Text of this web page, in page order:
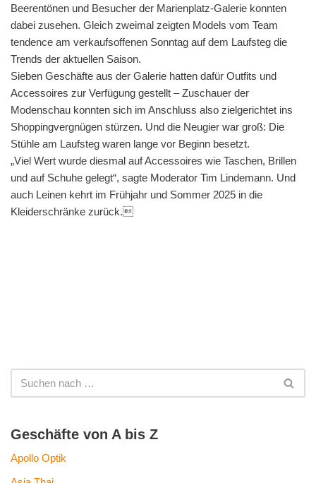
Beerentönen und Besucher der Marienplatz-Galerie konnten
dabei zusehen. Gleich zweimal zeigten Models vom Team
tendence am verkaufsoffenen Sonntag auf dem Laufsteg die
Trends der aktuellen Saison.
Sieben Geschäfte aus der Galerie hatten dafür Outfits und
Accessoires zur Verfügung gestellt – Zuschauer der
Modenschau konnten sich im Anschluss also zielgerichtet ins
Shoppingvergnügen stürzen. Und die Neugier war groß: Die
Stühle am Laufsteg waren lange vor Beginn besetzt.
„Viel Wert wurde diesmal auf Accessoires wie Taschen, Brillen
und auf Schuhe gelegt“, sagte Moderator Tim Lindemann. Und
auch Leinen kehrt im Frühjahr und Sommer 2025 in die
Kleiderschränke zurück.
Geschäfte von A bis Z
Apollo Optik